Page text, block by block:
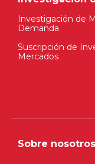
Investigación de
Demanda
Suscripción de
Mercados
Sobre nosotros